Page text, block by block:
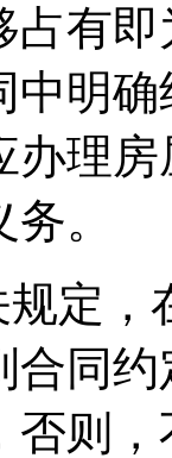
占有
中明
办理
。
定
合同
否则